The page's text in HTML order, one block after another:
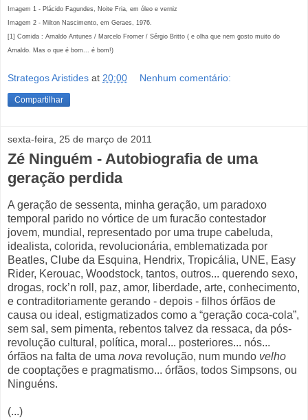
Imagem 1 - Plácido Fagundes, Noite Fria, em óleo e verniz
Imagem 2 - Milton Nascimento, em Geraes, 1976.
[1] Comida : Arnaldo Antunes / Marcelo Fromer / Sérgio Britto ( e olha que nem gosto muito do
Arnaldo. Mas o que é bom... é bom!)
Strategos Aristides at 20:00 Nenhum comentário:
Compartilhar
sexta-feira, 25 de março de 2011
Zé Ninguém - Autobiografia de uma
geração perdida
A geração de sessenta, minha geração, um paradoxo
temporal parido no vórtice de um furacão contestador
jovem, mundial, representado por uma trupe cabeluda,
idealista, colorida, revolucionária, emblematizada por
Beatles, Clube da Esquina, Hendrix, Tropicália, UNE, Easy
Rider, Kerouac, Woodstock, tantos, outros... querendo sexo,
drogas, rock’n roll, paz, amor, liberdade, arte, conhecimento,
e contraditoriamente gerando - depois - filhos órfãos de
causa ou ideal, estigmatizados como a “geração coca-cola”,
sem sal, sem pimenta, rebentos talvez da ressaca, da pós-
revolução cultural, política, moral... posteriores... nós...
órfãos na falta de uma nova revolução, num mundo velho
de cooptações e pragmatismo... órfãos, todos Simpsons, ou
Ninguéns.
(...)